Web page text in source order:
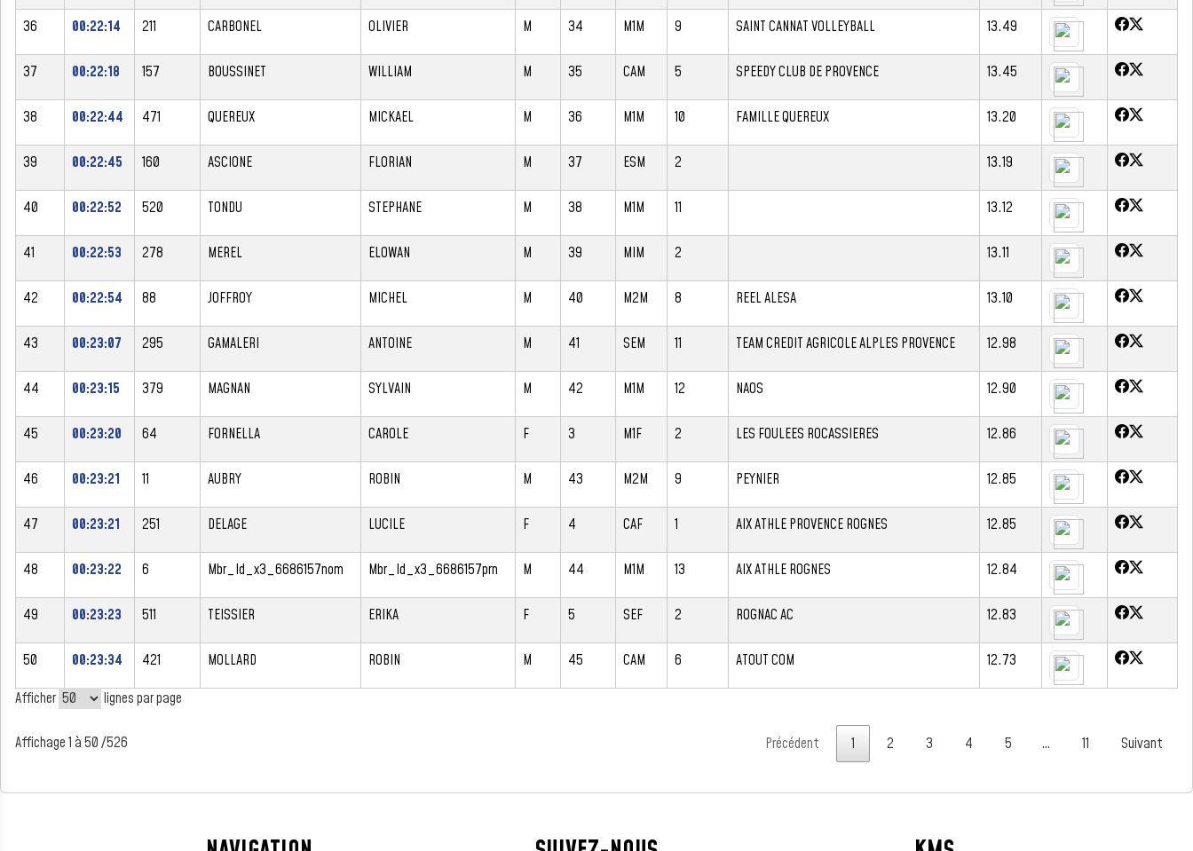
36 00:22:14 211 CARBONEL OLIVIER M 34 M1M 9 SAINT CANNAT VOLLEYBALL 13.49
37 00:22:18 157 BOUSSINET WILLIAM M 35 CAM 5 SPEEDY CLUB DE PROVENCE 13.45
38 00:22:44 471 QUEREUX MICKAEL M 36 M1M 10 FAMILLE QUEREUX 13.20
39 00:22:45 160 ASCIONE FLORIAN M 37 ESM 2 13.19
40 00:22:52 520 TONDU STEPHANE M 38 M1M 11 13.12
41 00:22:53 278 MEREL ELOWAN M 39 MIM 2 13.11
42 00:22:54 88 JOFFROY MICHEL M 40 M2M 8 REEL ALESA 13.10
43 00:23:07 295 GAMALERI ANTOINE M 41 SEM 11 TEAM CREDIT AGRICOLE ALPLES PROVENCE 12.98
44 00:23:15 379 MAGNAN SYLVAIN M 42 M1M 12 NAOS 12.90
45 00:23:20 64 FORNELLA CAROLE F 3 M1F 2 LES FOULEES ROCASSIERES 12.86
46 00:23:21 11 AUBRY ROBIN M 43 M2M 9 PEYNIER 12.85
47 00:23:21 251 DELAGE LUCILE F 4 CAF 1 AIX ATHLE PROVENCE ROGNES 12.85
48 00:23:22 6 Mbr_Id_x3_6686157nom Mbr_Id_x3_6686157prn M 44 M1M 13 AIX ATHLE ROGNES 12.84
49 00:23:23 511 TEISSIER ERIKA F 5 SEF 2 ROGNAC AC 12.83
50 00:23:34 421 MOLLARD ROBIN M 45 CAM 6 ATOUT COM
12.73
Afficher
lignes par page
Affichage 1 à 50 /526 Précédent 1 2 3 4 5 … 11 Suivant